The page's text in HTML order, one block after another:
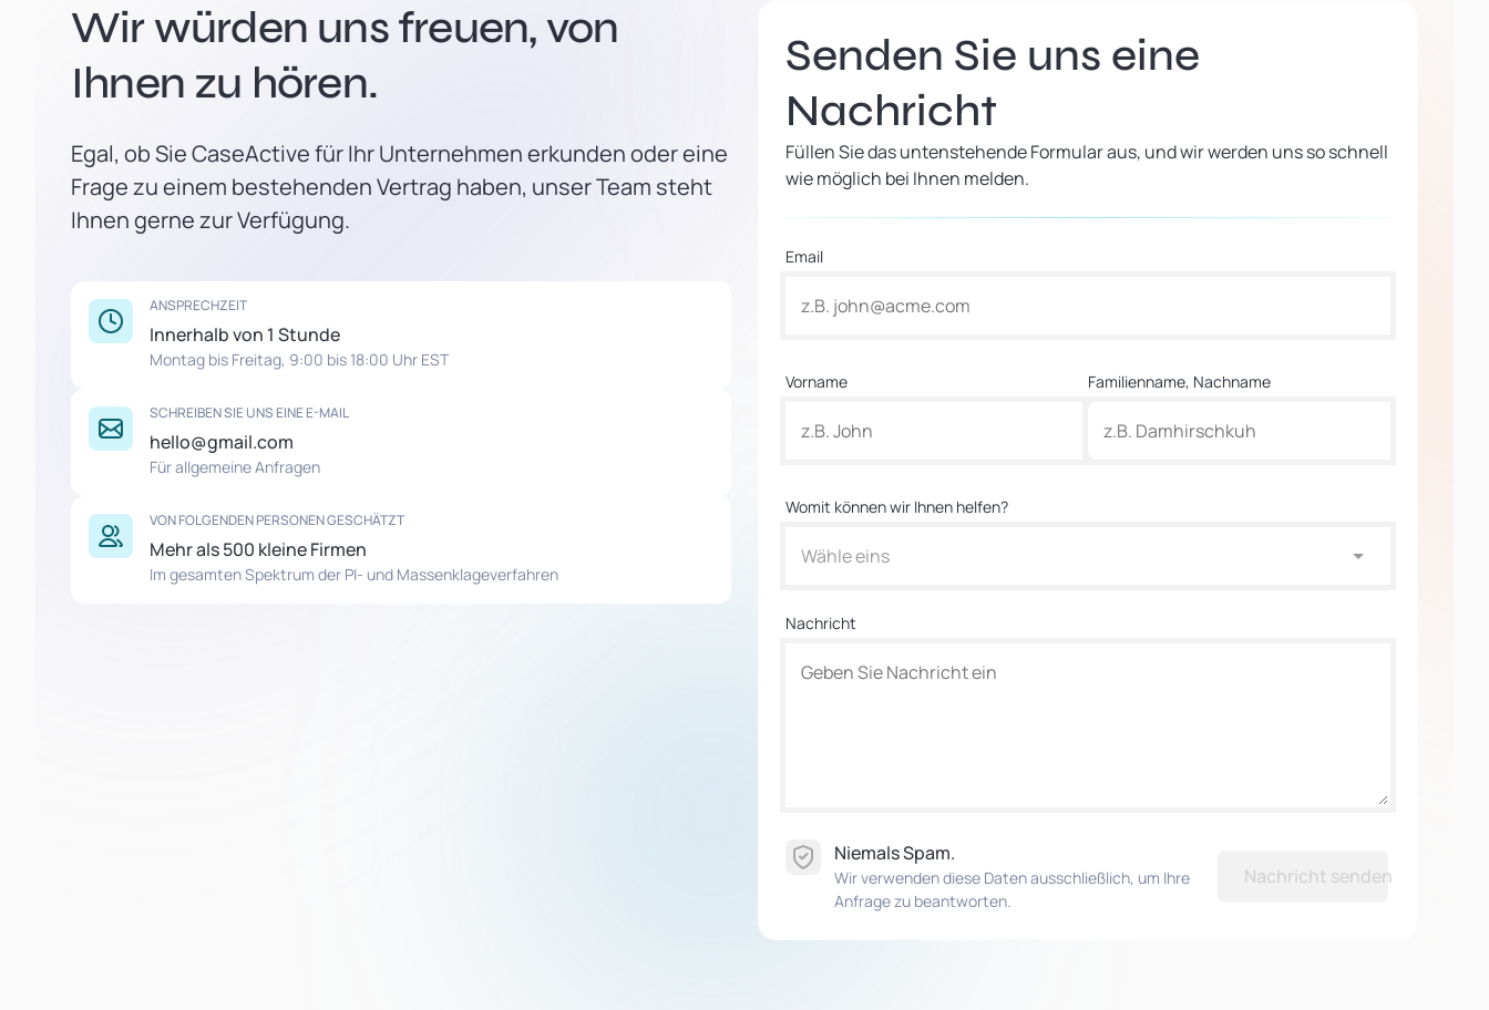
Wir würden uns freuen, von
Ihnen zu hören.
Egal, ob Sie CaseActive für Ihr Unternehmen erkunden oder eine
Frage zu einem bestehenden Vertrag haben, unser Team steht
Ihnen gerne zur Verfügung.
ANSPRECHZEIT
Innerhalb von 1 Stunde
Montag bis Freitag, 9:00 bis 18:00 Uhr EST
SCHREIBEN SIE UNS EINE E-MAIL
hello@gmail.com
Für allgemeine Anfragen
VON FOLGENDEN PERSONEN GESCHÄTZT
Mehr als 500 kleine Firmen
Im gesamten Spektrum der PI- und Massenklageverfahren
Senden Sie uns eine
Nachricht
Füllen Sie das untenstehende Formular aus, und wir werden uns so schnell
wie möglich bei Ihnen melden.
Email
Vorname Familienname, Nachname
Womit können wir Ihnen helfen?
Wähle eins
Nachricht
Niemals Spam.
Wir verwenden diese Daten ausschließlich, um Ihre
Anfrage zu beantworten.
Nachricht senden